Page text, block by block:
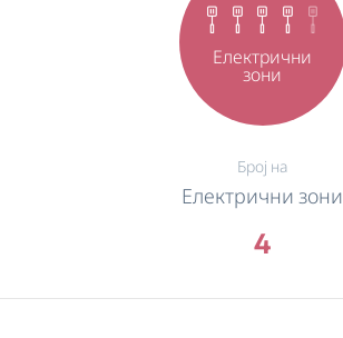
Електрични
зони
Број на
Електрични зони
4